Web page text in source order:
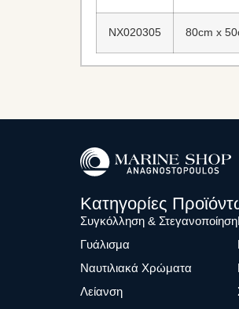
NX020305 80cm x
Κατηγορίες
Συγκόλληση & Στεγανοποίηση
Γυάλισμα
Ναυτιλιακά Χρώματα
Λείανση